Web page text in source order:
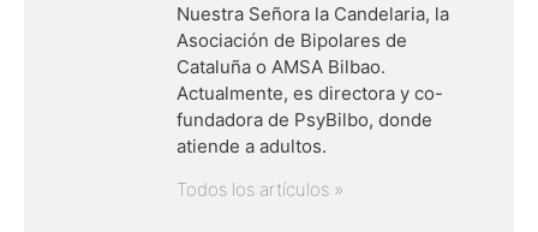
Nuestra Señora la Candelaria, la
Asociación de Bipolares de
Cataluña o AMSA Bilbao.
Actualmente, es directora y co-
fundadora de PsyBilbo, donde
atiende a adultos.
Todos los artículos »